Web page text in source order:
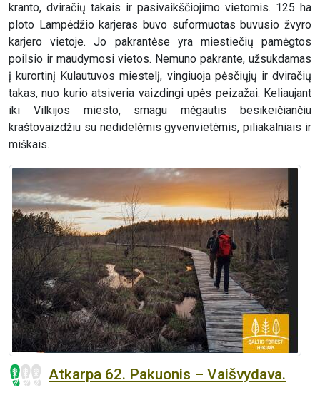
kranto, dviračių takais ir pasivaikščiojimo vietomis. 125 ha
ploto Lampėdžio karjeras buvo suformuotas buvusio žvyro
karjero vietoje. Jo pakrantėse yra miestiečių pamėgtos
poilsio ir maudymosi vietos. Nemuno pakrante, užsukdamas
į kurortinį Kulautuvos miestelį, vingiuoja pėsčiųjų ir dviračių
takas, nuo kurio atsiveria vaizdingi upės peizažai. Keliaujant
iki Vilkijos miesto, smagu mėgautis besikeičiančiu
kraštovaizdžiu su nedidelėmis gyvenvietėmis, piliakalniais ir
miškais.
Atkarpa 62. Pakuonis – Vaišvydava.